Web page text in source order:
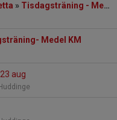
» Tisdagsträning - Medel KM
Medel KM
aug